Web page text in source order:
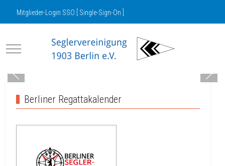
Mitglieder-Login SSO [ Single-Sign-On ]
Mobile Menu Toggle
Berliner Regattakalender